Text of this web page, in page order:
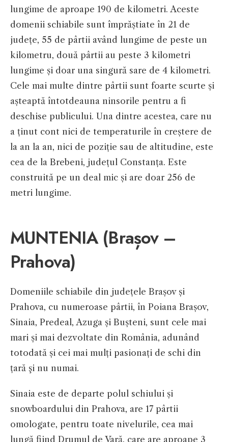
lungime de aproape 190 de kilometri. Aceste
domenii schiabile sunt împrăștiate în 21 de
județe, 55 de pârtii având lungime de peste un
kilometru, două pârtii au peste 3 kilometri
lungime și doar una singură sare de 4 kilometri.
Cele mai multe dintre pârtii sunt foarte scurte și
așteaptă întotdeauna ninsorile pentru a fi
deschise publicului. Una dintre acestea, care nu
a ținut cont nici de temperaturile în creștere de
la an la an, nici de poziție sau de altitudine, este
cea de la Brebeni, județul Constanța. Este
construită pe un deal mic și are doar 256 de
metri lungime.
MUNTENIA (Brașov –
Prahova)
Domeniile schiabile din județele Brașov și
Prahova, cu numeroase pârtii, în Poiana Brașov,
Sinaia, Predeal, Azuga și Bușteni, sunt cele mai
mari și mai dezvoltate din România, adunând
totodată și cei mai mulți pasionați de schi din
țară şi nu numai.
Sinaia este de departe polul schiului și
snowboardului din Prahova, are 17 pârtii
omologate, pentru toate nivelurile, cea mai
lungă fiind Drumul de Vară, care are aproape 3